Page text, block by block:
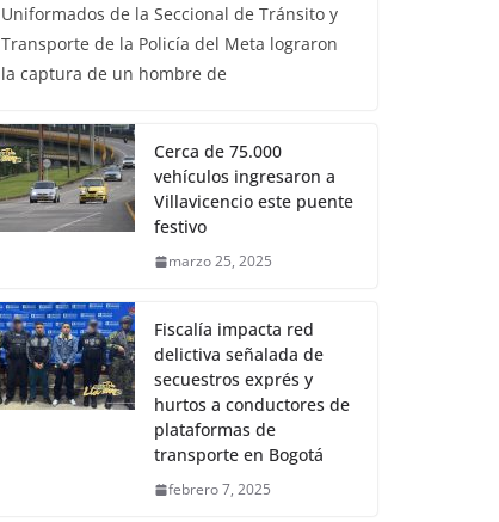
Uniformados de la Seccional de Tránsito y
Transporte de la Policía del Meta lograron
la captura de un hombre de
Cerca de 75.000
vehículos ingresaron a
Villavicencio este puente
festivo
marzo 25, 2025
Fiscalía impacta red
delictiva señalada de
secuestros exprés y
hurtos a conductores de
plataformas de
transporte en Bogotá
febrero 7, 2025